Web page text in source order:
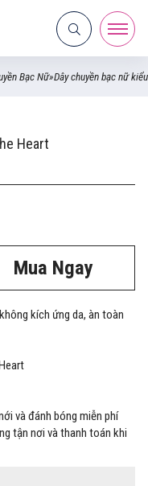
Bạc Nữ»Dây chuyền bạc nữ
Heart
Mua Ngay
kích ứng da, àn toàn
và đánh bóng miễn phí
tận nơi và thanh toán khi